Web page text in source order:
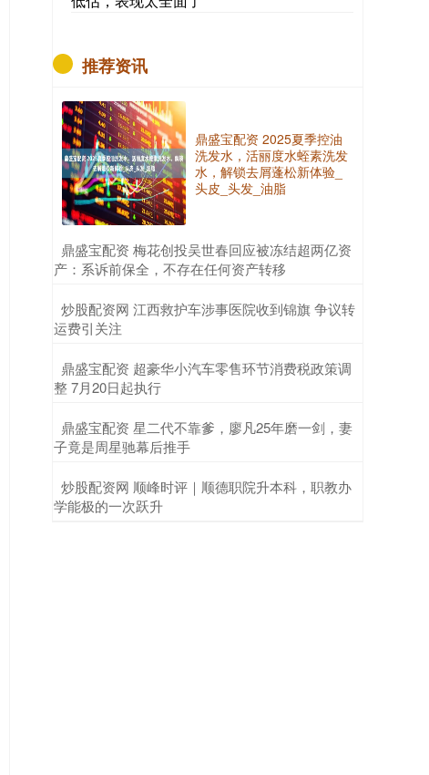
推荐资讯
鼎盛宝配资 2025夏季控油
洗发水，活丽度水蛭素洗发
水，解锁去屑蓬松新体验_
头皮_头发_油脂
​鼎盛宝配资 梅花创投吴世春回应被冻结超两亿资
产：系诉前保全，不存在任何资产转移
​炒股配资网 江西救护车涉事医院收到锦旗 争议转
运费引关注
​鼎盛宝配资 超豪华小汽车零售环节消费税政策调
整 7月20日起执行
​鼎盛宝配资 星二代不靠爹，廖凡25年磨一剑，妻
子竟是周星驰幕后推手
​炒股配资网 顺峰时评｜顺德职院升本科，职教办
学能极的一次跃升